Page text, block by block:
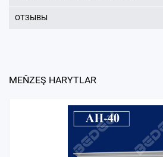
ОТЗЫВЫ
MEŇZEŞ HARYTLAR